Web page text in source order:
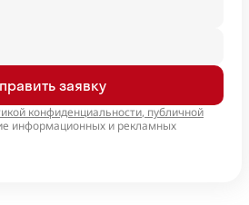
заявку
конфиденциальности, публичной
информационных и рекламных